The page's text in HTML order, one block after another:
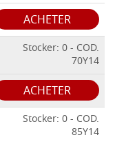
ACHETER
Stocker: 0 - COD.
70Y14
ACHETER
Stocker: 0 - COD.
85Y14